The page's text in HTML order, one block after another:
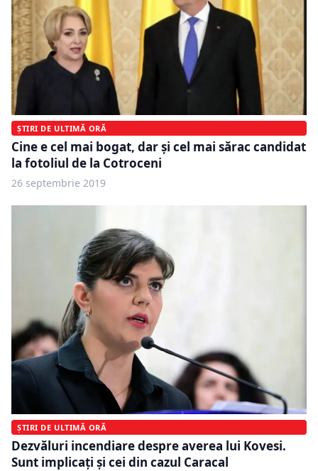
ȘTIRI DE ULTIMĂ ORĂ
Cine e cel mai bogat, dar și cel mai sărac candidat
la fotoliul de la Cotroceni
26 septembrie 2019
ȘTIRI DE ULTIMĂ ORĂ
Dezvăluri incendiare despre averea lui Kovesi.
Sunt implicați și cei din cazul Caracal